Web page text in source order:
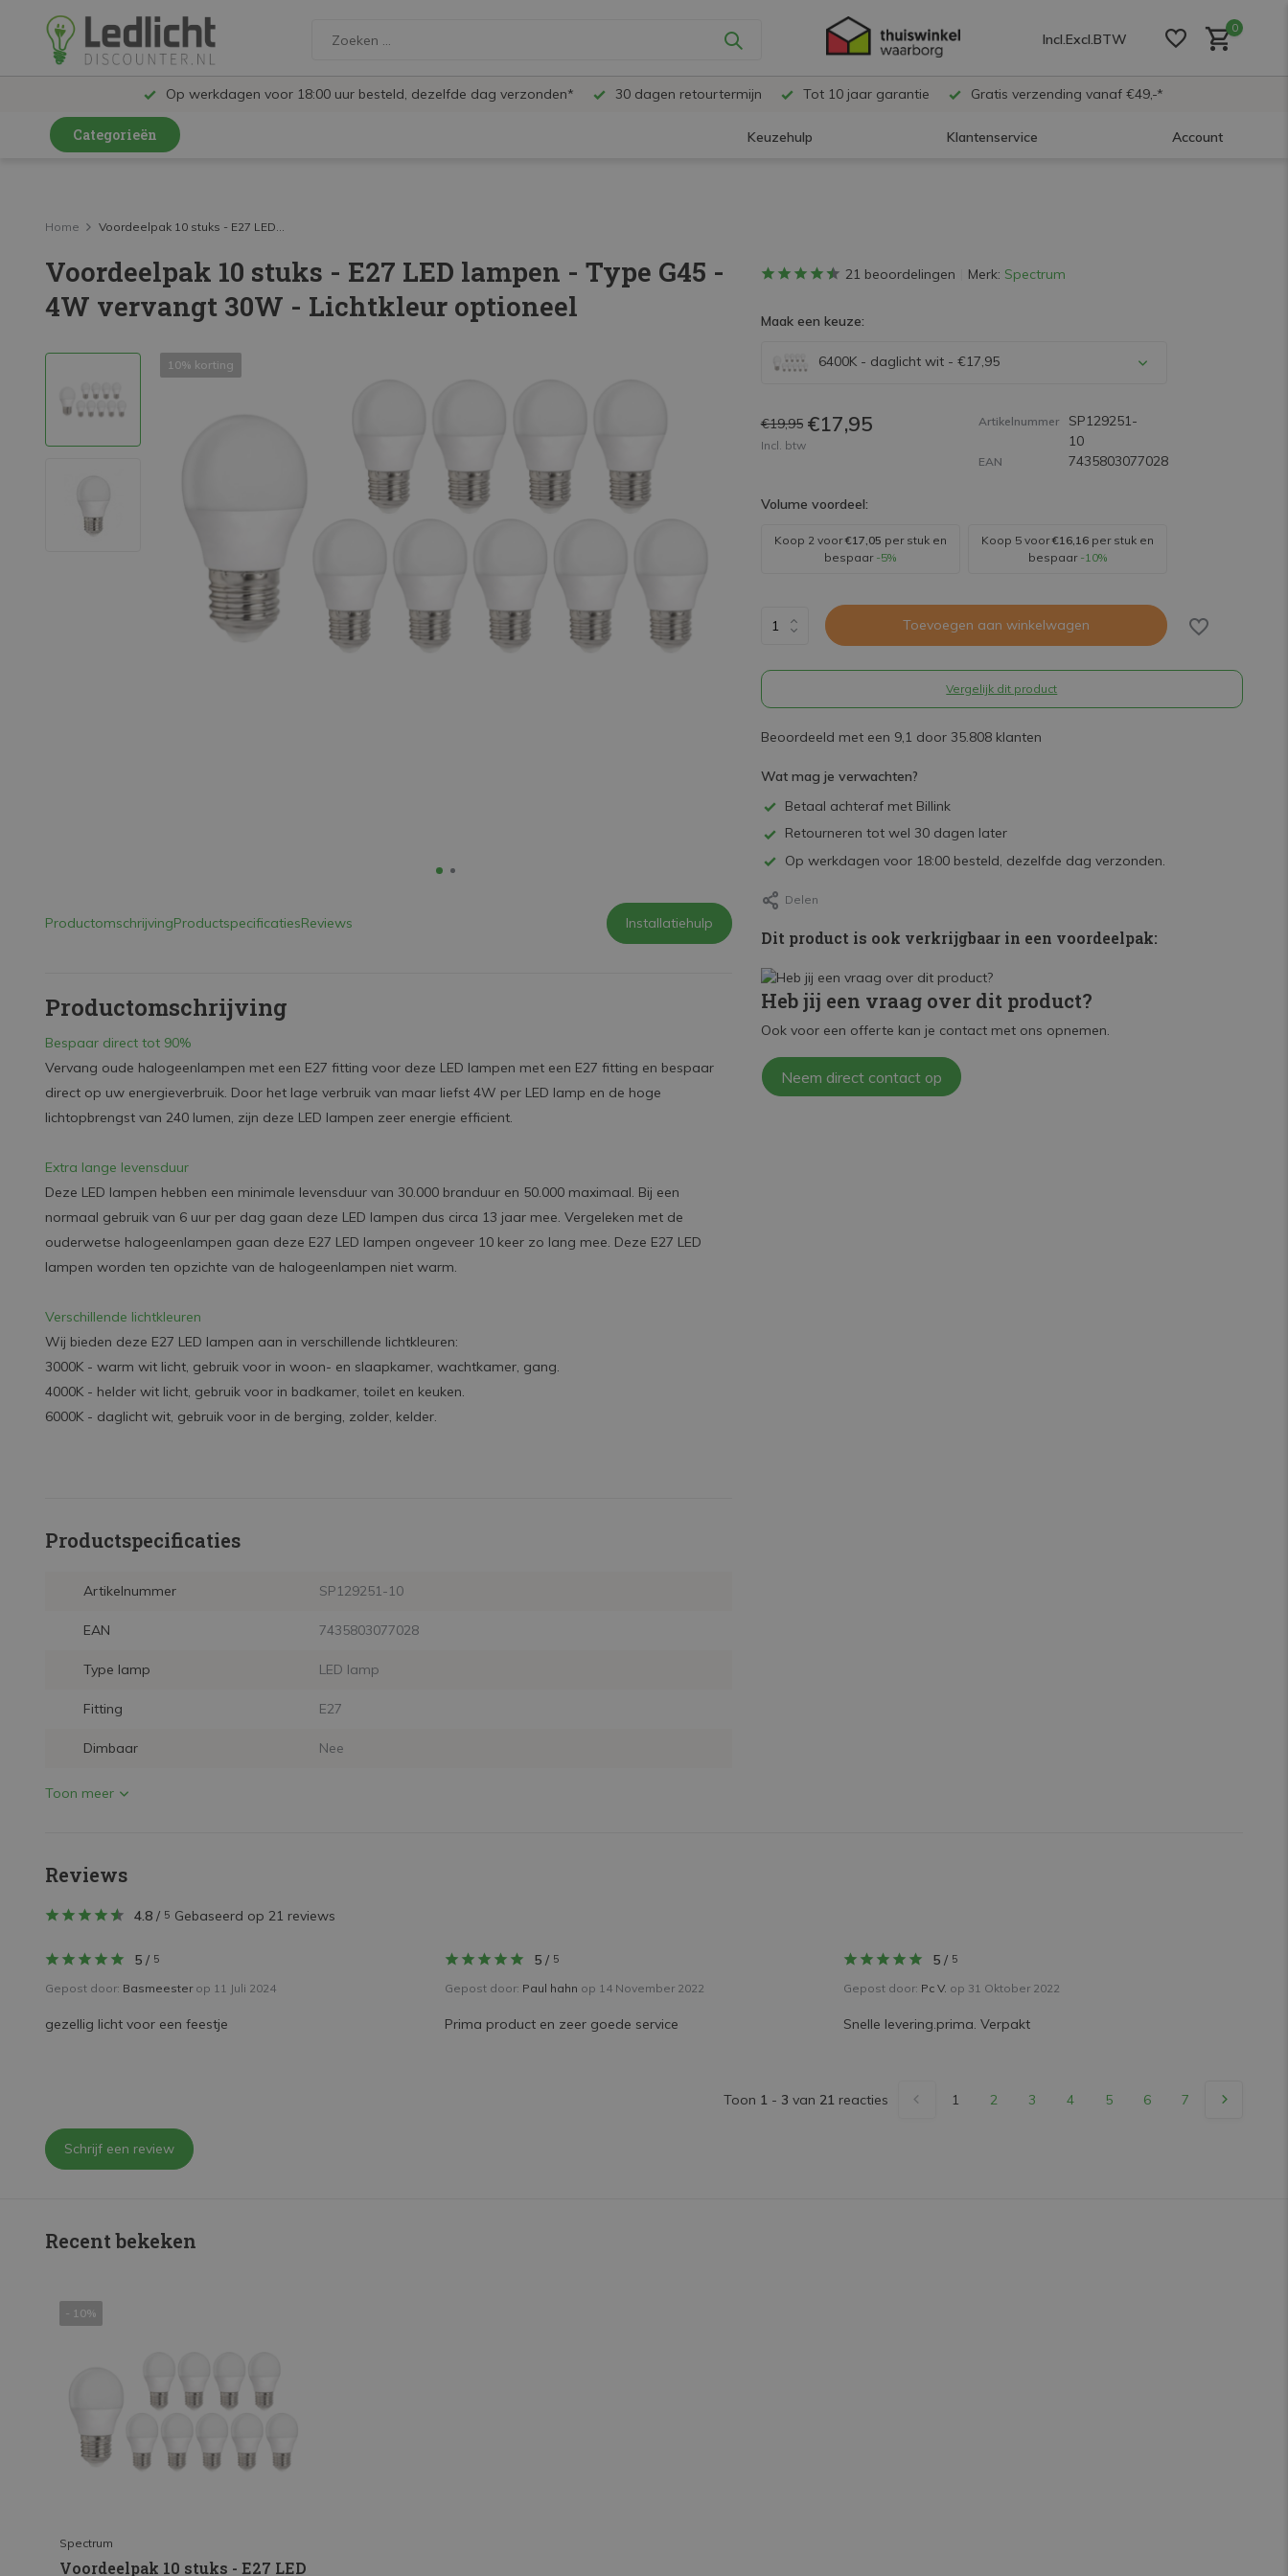
Incl.Excl.BTW
0
Op werkdagen voor 18:00 uur besteld, dezelfde dag verzonden* 30 dagen retourtermijn Tot 10 jaar garantie Gratis verzending vanaf €49,-*
Categorieën Keuzehulp Klantenservice Account
LED Railspots
LED Panelen
LED Schijnwerpers
LED High Bay lampen
Installatiemateriaal
Home Voordeelpak 10 stuks - E27 LED...
Voordeelpak 10 stuks - E27 LED lampen - Type G45 -
4W vervangt 30W - Lichtkleur optioneel
10% korting
ProductomschrijvingProductspecificatiesReviews Installatiehulp
Productomschrijving
Bespaar direct tot 90%
Vervang oude halogeenlampen met een E27 fitting voor deze LED lampen met een E27 fitting en bespaar
direct op uw energieverbruik. Door het lage verbruik van maar liefst 4W per LED lamp en de hoge
lichtopbrengst van 240 lumen, zijn deze LED lampen zeer energie efficient.
Extra lange levensduur
Deze LED lampen hebben een minimale levensduur van 30.000 branduur en 50.000 maximaal. Bij een
normaal gebruik van 6 uur per dag gaan deze LED lampen dus circa 13 jaar mee. Vergeleken met de
ouderwetse halogeenlampen gaan deze E27 LED lampen ongeveer 10 keer zo lang mee. Deze E27 LED
lampen worden ten opzichte van de halogeenlampen niet warm.
Verschillende lichtkleuren
Wij bieden deze E27 LED lampen aan in verschillende lichtkleuren:
3000K - warm wit licht, gebruik voor in woon- en slaapkamer, wachtkamer, gang.
4000K - helder wit licht, gebruik voor in badkamer, toilet en keuken.
6000K - daglicht wit, gebruik voor in de berging, zolder, kelder.
Productspecificaties
Artikelnummer SP129251-10
EAN 7435803077028
Type lamp LED lamp
Fitting E27
Dimbaar Nee
Toon meer
21 beoordelingen Merk: Spectrum
Maak een keuze:
6400K - daglicht wit - €17,95
€19,95 €17,95
Incl. btw
Artikelnummer
SP129251-
10
EAN 7435803077028
Volume voordeel:
Koop 2 voor€17,05 per stuk en
bespaar -5%
Koop 5 voor€16,16per stuk en
bespaar -10%
Toevoegen aan winkelwagen
Vergelijk dit product
Beoordeeld met een 9,1 door 35.808 klanten
Wat mag je verwachten?
Betaal achteraf met Billink
Retourneren tot wel 30 dagen later
Op werkdagen voor 18:00 besteld, dezelfde dag verzonden.
Delen
Dit product is ook verkrijgbaar in een voordeelpak:
Heb jij een vraag over dit product?
Ook voor een offerte kan je contact met ons opnemen.
Neem direct contact op
Reviews
4.8 / 5 Gebaseerd op 21 reviews
5 / 5
Gepost door: Basmeesterop 11 Juli 2024
gezellig licht voor een feestje
5/ 5
Gepost door: Paul hahn op 14 November 2022
Prima product en zeer goede service
5 / 5
Gepost door: Pc V. op 31 Oktober 2022
Snelle levering.prima. Verpakt
Toon 1 - 3 van 21 reacties 1 2 3 4 5 6 7
Schrijf een review
Recent bekeken
- 10%
Spectrum
Voordeelpak 10 stuks - E27 LED